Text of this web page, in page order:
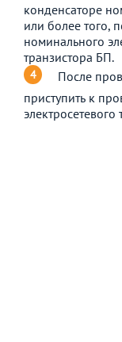
конденсаторе
или более того,
номинального
транзистора БП.
После
приступить к